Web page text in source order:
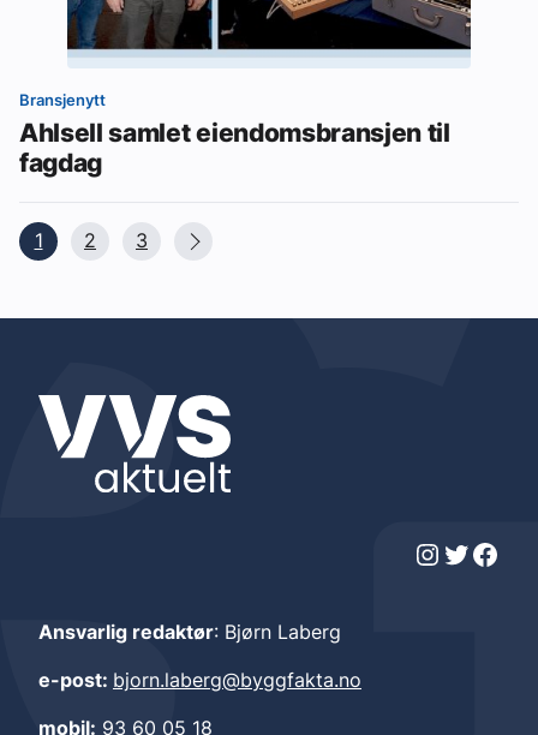
Bransjenytt
Ahlsell samlet eiendomsbransjen til
fagdag
1 2 3
Instagram Twitter Facebook
Ansvarlig redaktør: Bjørn Laberg
e-post: bjorn.laberg@byggfakta.no
mobil: 93 60 05 18